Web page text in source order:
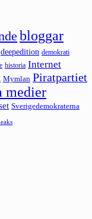
bloggar
deepedition demokrati
historia Internet
Mymlan Piratpartiet
medier
Sverigedemokraterna